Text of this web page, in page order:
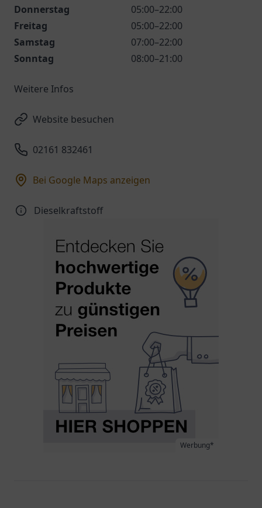
Donnerstag
05:00–22:00
Freitag
05:00–22:00
Samstag
07:00–22:00
Sonntag
08:00–21:00
Weitere Infos
Website besuchen
02161 832461
Bei Google Maps anzeigen
Dieselkraftstoff
Werbung*